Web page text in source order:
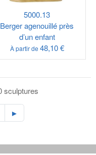
5000.13
Berger agenouillé près
d’un enfant
À partir de 48,10 €
sculptures
►